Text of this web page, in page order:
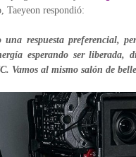
Taeyeon respondió:
respuesta preferencial,
esperando ser
Vamos al mismo salón de